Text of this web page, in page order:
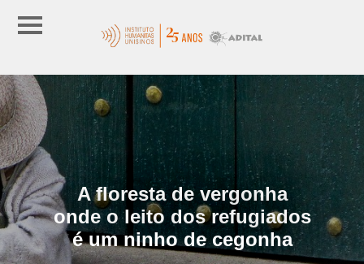
A floresta de vergonha
onde o leito dos refugiados
é um ninho de cegonha